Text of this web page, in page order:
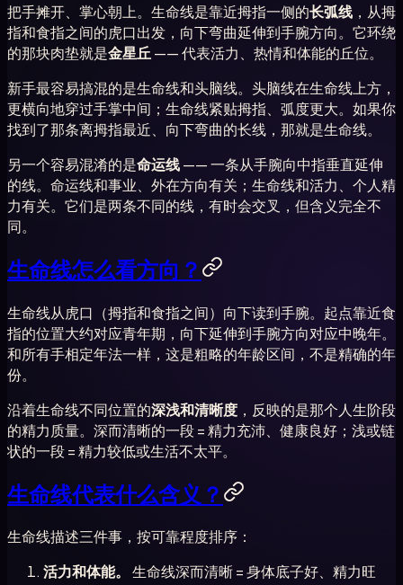
把手摊开、掌心朝上。生命线是靠近拇指一侧的长弧线 ，从拇
指和食指之间的虎口出发，向下弯曲延伸到手腕方向。它环绕
的那块肉垫就是金星丘 —— 代表活力、热情和体能的丘位。
新手最容易搞混的是生命线和头脑线。头脑线在生命线上方，
更横向地穿过手掌中间；生命线紧贴拇指、弧度更大。如果你
找到了那条离拇指最近、向下弯曲的长线，那就是生命线。
另一个容易混淆的是命运线—— 一条从手腕向中指垂直延伸
的线。命运线和事业、外在方向有关；生命线和活力、个人精
力有关。它们是两条不同的线，有时会交叉，但含义完全不
同。
生命线怎么看方向？
生命线从虎口（拇指和食指之间）向下读到手腕。起点靠近食
指的位置大约对应青年期，向下延伸到手腕方向对应中晚年。
和所有手相定年法一样，这是粗略的年龄区间，不是精确的年
份。
沿着生命线不同位置的深浅和清晰度 ，反映的是那个人生阶段
的精力质量。深而清晰的一段 = 精力充沛、健康良好；浅或链
状的一段 = 精力较低或生活不太平。
生命线代表什么含义？
生命线描述三件事，按可靠程度排序：
活力和体能。
生命线深而清晰 = 身体底子好、精力旺